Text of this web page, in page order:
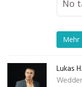
No
Mehr
Lukas